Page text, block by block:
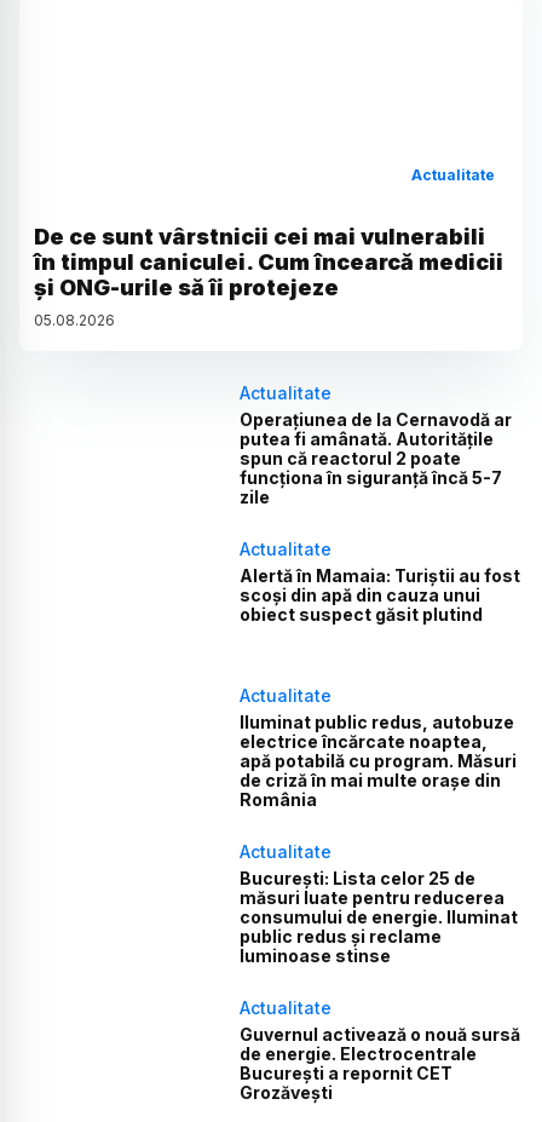
Actualitate
De ce sunt vârstnicii cei mai vulnerabili
în timpul caniculei. Cum încearcă medicii
și ONG-urile să îi protejeze
05.08.2026
Actualitate
Operațiunea de la Cernavodă ar
putea fi amânată. Autoritățile
spun că reactorul 2 poate
funcționa în siguranță încă 5-7
zile
Actualitate
Alertă în Mamaia: Turiștii au fost
scoși din apă din cauza unui
obiect suspect găsit plutind
Actualitate
Iluminat public redus, autobuze
electrice încărcate noaptea,
apă potabilă cu program. Măsuri
de criză în mai multe orașe din
România
Actualitate
București: Lista celor 25 de
măsuri luate pentru reducerea
consumului de energie. Iluminat
public redus și reclame
luminoase stinse
Actualitate
Guvernul activează o nouă sursă
de energie. Electrocentrale
București a repornit CET
Grozăvești